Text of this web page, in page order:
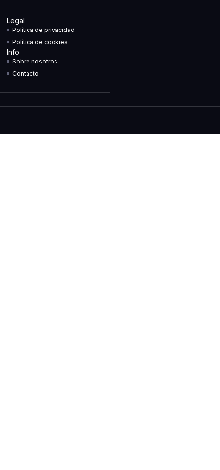
Legal
Política de privacidad
Política de cookies
Info
Sobre nosotros
Contacto